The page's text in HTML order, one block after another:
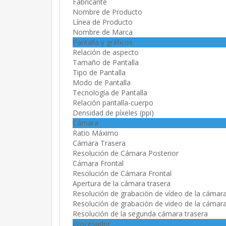
Nombre de Producto
Línea de Producto
Nombre de Marca
Pantalla y gráficos
Relación de aspecto
Tamaño de Pantalla
Tipo de Pantalla
Modo de Pantalla
Tecnología de Pantalla
Relación pantalla-cuerpo
Densidad de píxeles (ppi)
Cámara
Ratio Máximo
Cámara Trasera
Resolución de Cámara Posterior
Cámara Frontal
Resolución de Cámara Frontal
Apertura de la cámara trasera
Resolución de grabación de vídeo de la
Resolución de grabación de video de la
Resolución de la segunda cámara trasera
Procesador